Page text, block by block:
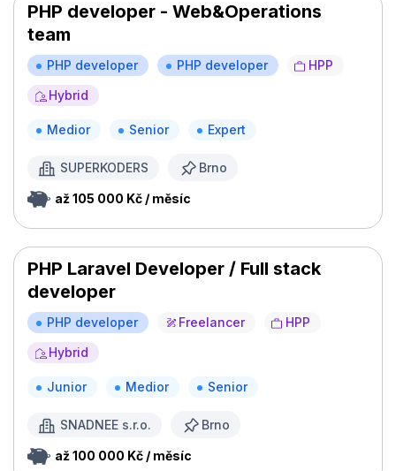
PHP developer - Web&Operations
team
PHP developer PHP developer
HPP
Hybrid
Medior Senior Expert
SUPERKODERS Brno
až 105 000 Kč / měsíc
PHP Laravel Developer / Full stack
developer
PHP developer Freelancer
HPP
Hybrid
Junior Medior Senior
SNADNEE s.r.o. Brno
až 100 000 Kč / měsíc